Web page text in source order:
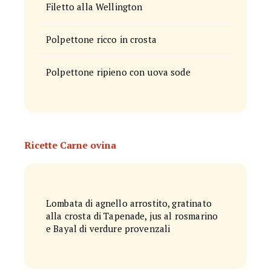
Filetto alla Wellington
Polpettone ricco in crosta
Polpettone ripieno con uova sode
Ricette Carne ovina
Lombata di agnello arrostito, gratinato
alla crosta di Tapenade, jus al rosmarino
e Bayal di verdure provenzali